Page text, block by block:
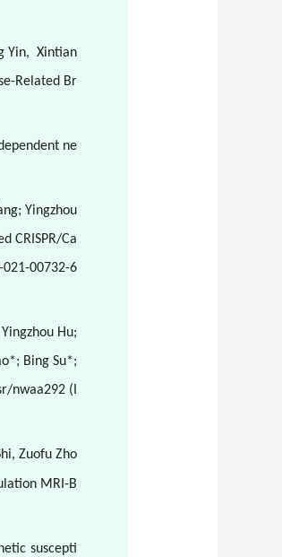
Yin, Xintian
Related Br
ne
Yingzhou
CRISPR/Ca
00732-6
Hu;
Bing Su*;
nwaa292 (I
Zuofu Zho
MRI-B
suscepti